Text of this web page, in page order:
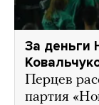
За деньги
Перцев
партия